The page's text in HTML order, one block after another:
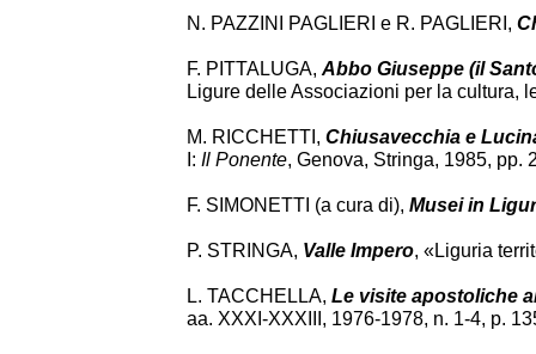
N. PAZZINI PAGLIERI e R. PAGLIERI,
F. PITTALUGA, Abbo Giuseppe (il
Ligure delle Associazioni per la cultura,
M. RICCHETTI, Chiusavecchia e
I: Il Ponente, Genova, Stringa, 1985, pp.
F. SIMONETTI (a cura di), Musei in
P. STRINGA, Valle Impero, «Liguria
L. TACCHELLA, Le visite apostoliche
aa. XXXI-XXXIII, 1976-1978, n. 1-4, p.